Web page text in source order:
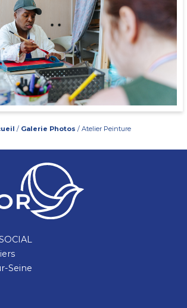
/ Galerie Photos / Atelier Peinture
Seine